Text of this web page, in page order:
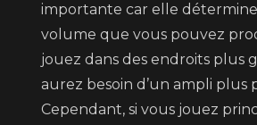
importante car elle
volume que vous pouvez
jouez dans des endroits plus
aurez besoin d’un ampli plus
Cependant, si vous jouez